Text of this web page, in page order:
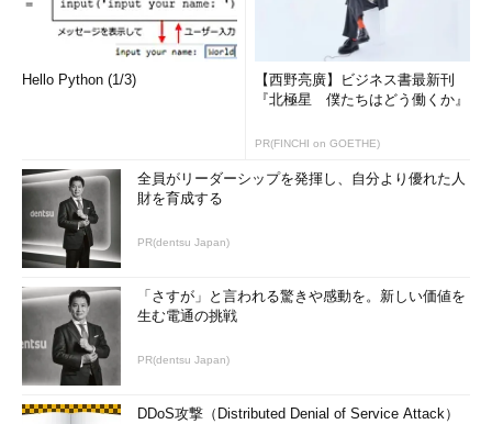
Hello Python (1/3)
【西野亮廣】ビジネス書最新刊
『北極星 僕たちはどう働くか』
PR(FINCHI on GOETHE)
全員がリーダーシップを発揮し、自分より優れた人
財を育成する
PR(dentsu Japan)
「さすが」と言われる驚きや感動を。新しい価値を
生む電通の挑戦
PR(dentsu Japan)
DDoS攻撃（Distributed Denial of Service Attack）